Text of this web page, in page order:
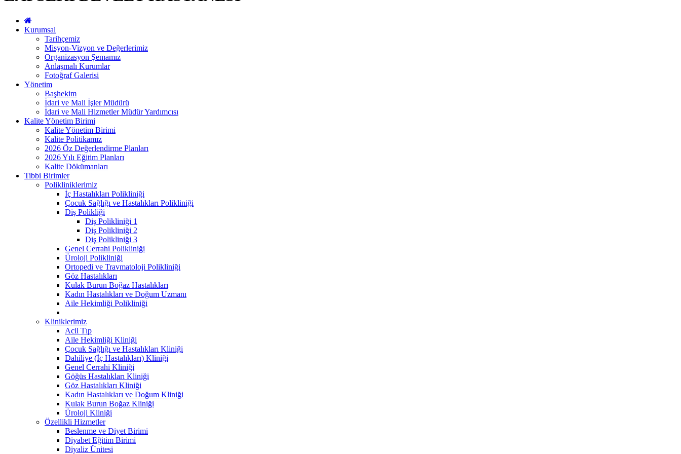
Kurumsal
Tarihçemiz
Misyon-Vizyon ve Değerlerimiz
Organizasyon Şemamız
Anlaşmalı Kurumlar
Fotoğraf Galerisi
Yönetim
Başhekim
İdari ve Mali İşler Müdürü
İdari ve Mali Hizmetler Müdür Yardımcısı
Kalite Yönetim Birimi
Kalite Yönetim Birimi
Kalite Politikamız
2026 Öz Değerlendirme Planları
2026 Yılı Eğitim Planları
Kalite Dökümanları
Tibbi Birimler
Polikliniklerimiz
İç Hastalıkları Polikliniği
Çocuk Sağlığı ve Hastalıkları Polikliniği
Diş Polikliği
Diş Polikliniği 1
Diş Polikliniği 2
Diş Polikliniği 3
Genel Cerrahi Polikliniği
Üroloji Polikliniği
Ortopedi ve Travmatoloji Polikliniği
Göz Hastalıkları
Kulak Burun Boğaz Hastalıkları
Kadın Hastalıkları ve Doğum Uzmanı
Aile Hekimliği Polikliniği
Kliniklerimiz
Acil Tıp
Aile Hekimliği Kliniği
Çocuk Sağlığı ve Hastalıkları Kliniği
Dahiliye (İç Hastalıkları) Kliniği
Genel Cerrahi Kliniği
Göğüs Hastalıkları Kliniği
Göz Hastalıkları Kliniği
Kadın Hastalıkları ve Doğum Kliniği
Kulak Burun Boğaz Kliniği
Üroloji Kliniği
Özellikli Hizmetler
Beslenme ve Diyet Birimi
Diyabet Eğitim Birimi
Diyaliz Ünitesi